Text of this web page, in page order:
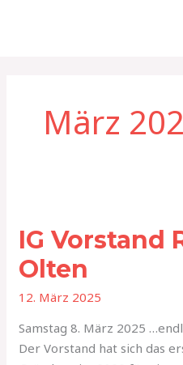
März
IG Vorstand
Olten
12. März 2025
Samstag 8. März 2025
Der Vorstand hat sich das
Ride
2025
–
Olten